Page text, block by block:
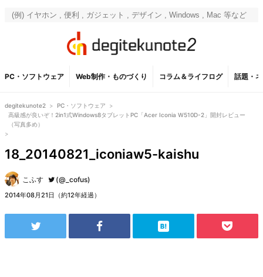
PC・ソフトウェア Web制作・ものづくり コラム＆ライフログ 話題・
degitekunote2 > PC・ソフトウェア
>
高級感が良いぞ！2in1式Windows8タブレットPC「Acer Iconia W510D-2」開封レビュー
（写真多め）
>
18_20140821_iconiaw5-kaishu
こふす (@_cofus)
2014年08月21日（約12年経過）